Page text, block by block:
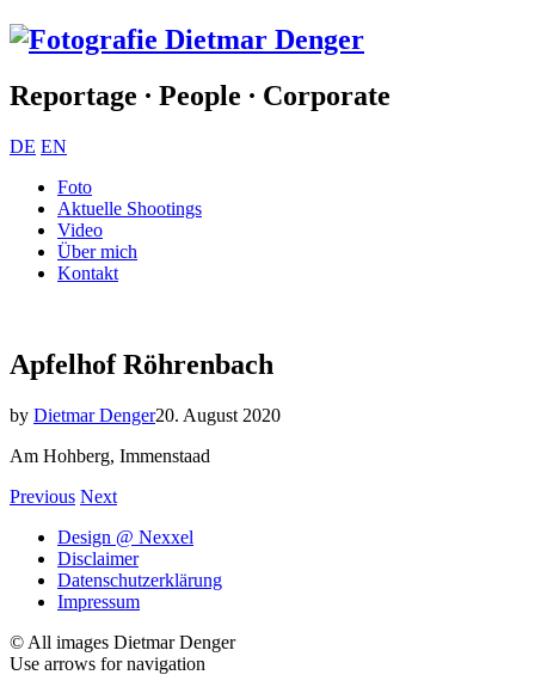
Reportage ∙ People ∙ Corporate
DE EN
Foto
Aktuelle Shootings
Video
Über mich
Kontakt
Apfelhof Röhrenbach
by Dietmar Denger20. August 2020
Am Hohberg, Immenstaad
Previous Next
Design @ Nexxel
Disclaimer
Datenschutzerklärung
Impressum
© All images Dietmar Denger
Use arrows for navigation